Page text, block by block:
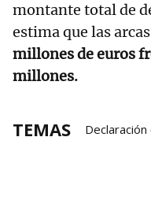
montante total de
estima que las
millones de euros
millones.
TEMAS